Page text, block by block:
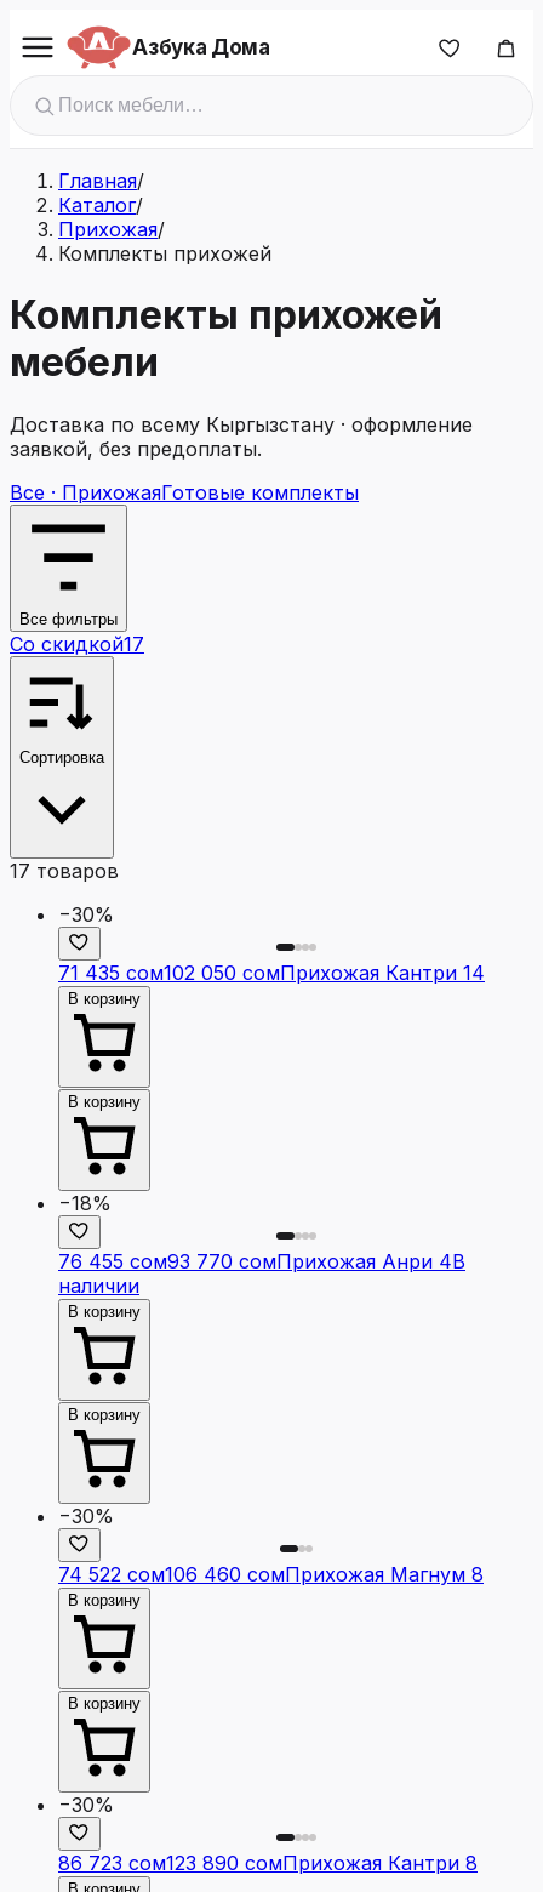
Азбука Дома
Главная/
Каталог/
Прихожая/
Комплекты прихожей
Комплекты прихожей
мебели
Доставка по всему Кыргызстану · оформление
заявкой, без предоплаты.
Все · ПрихожаяГотовые комплекты
Все фильтры
Со скидкой17
Сортировка
17 товаров
−30%
71 435 сом102 050 сомПрихожая Кантри 14
В корзину
В корзину
−18%
76 455 сом93 770 сомПрихожая Анри 4В
наличии
В корзину
В корзину
−30%
74 522 сом106 460 сомПрихожая Магнум 8
В корзину
В корзину
−30%
86 723 сом123 890 сомПрихожая Кантри 8